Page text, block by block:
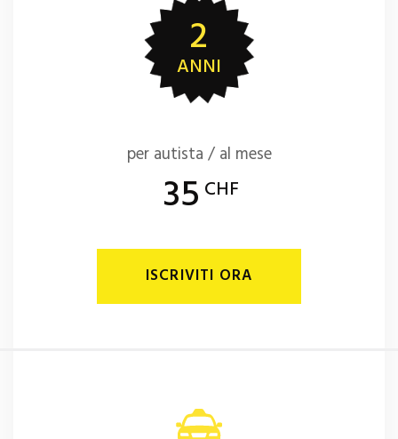
2
ANNI
per autista / al mese
35 CHF
ISCRIVITI ORA